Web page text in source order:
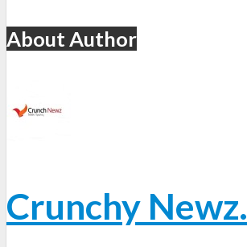
About Author
Crunchy Newz.